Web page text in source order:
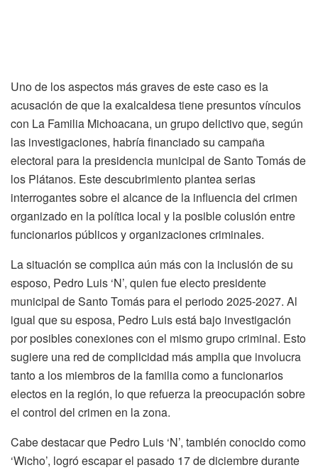
Uno de los aspectos más graves de este caso es la
acusación de que la exalcaldesa tiene presuntos vínculos
con La Familia Michoacana, un grupo delictivo que, según
las investigaciones, habría financiado su campaña
electoral para la presidencia municipal de Santo Tomás de
los Plátanos. Este descubrimiento plantea serias
interrogantes sobre el alcance de la influencia del crimen
organizado en la política local y la posible colusión entre
funcionarios públicos y organizaciones criminales.
La situación se complica aún más con la inclusión de su
esposo, Pedro Luis ‘N’, quien fue electo presidente
municipal de Santo Tomás para el periodo 2025-2027. Al
igual que su esposa, Pedro Luis está bajo investigación
por posibles conexiones con el mismo grupo criminal. Esto
sugiere una red de complicidad más amplia que involucra
tanto a los miembros de la familia como a funcionarios
electos en la región, lo que refuerza la preocupación sobre
el control del crimen en la zona.
Cabe destacar que Pedro Luis ‘N’, también conocido como
‘Wicho’, logró escapar el pasado 17 de diciembre durante